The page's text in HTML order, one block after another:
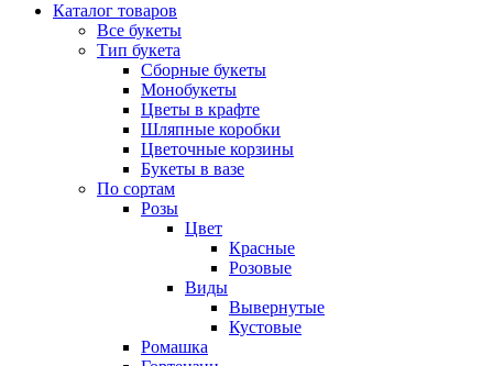
Каталог товаров
Все букеты
Тип букета
Сборные букеты
Монобукеты
Цветы в крафте
Шляпные коробки
Цветочные корзины
Букеты в вазе
По сортам
Розы
Цвет
Красные
Розовые
Виды
Вывернутые
Кустовые
Ромашка